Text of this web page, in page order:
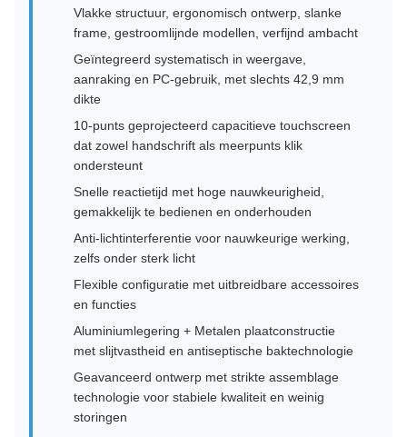
Vlakke structuur, ergonomisch ontwerp, slanke
frame, gestroomlijnde modellen, verfijnd ambacht
Geïntegreerd systematisch in weergave,
aanraking en PC-gebruik, met slechts 42,9 mm
dikte
10-punts geprojecteerd capacitieve touchscreen
dat zowel handschrift als meerpunts klik
ondersteunt
Snelle reactietijd met hoge nauwkeurigheid,
gemakkelijk te bedienen en onderhouden
Anti-lichtinterferentie voor nauwkeurige werking,
zelfs onder sterk licht
Flexible configuratie met uitbreidbare accessoires
en functies
Aluminiumlegering + Metalen plaatconstructie
met slijtvastheid en antiseptische baktechnologie
Geavanceerd ontwerp met strikte assemblage
technologie voor stabiele kwaliteit en weinig
storingen